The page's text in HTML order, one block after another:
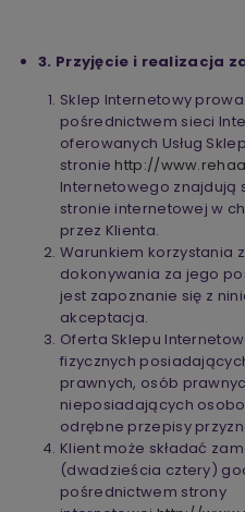
3. Przyjęcie i realizacja
Sklep Internetowy
pośrednictwem sieci
oferowanych Usług
stronie http://
Internetowego znajdują
stronie internetowej w
przez Klienta.
Warunkiem korzystania
dokonywania za jego
jest zapoznanie się z
akceptacja.
Oferta Sklepu
fizycznych
prawnych, osób
nieposiadających
odrębne przepisy
Klient może składać
(dwadzieścia cztery)
pośrednictwem strony